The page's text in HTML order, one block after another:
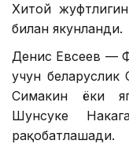
Хитой
билан якунланди.
Денис Евсеев —
учун
Симакин ёки
Шунсуке
рақобатлашади.